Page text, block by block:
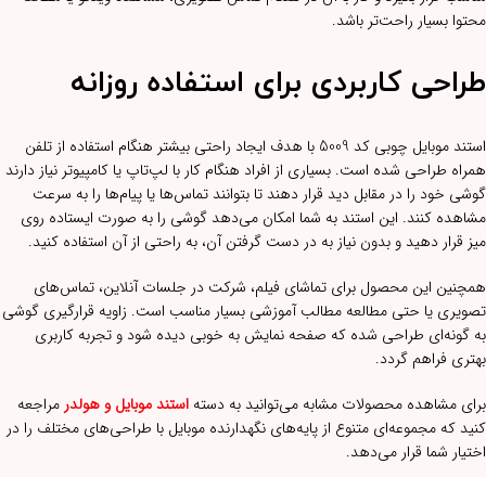
محتوا بسیار راحت‌تر باشد.
طراحی کاربردی برای استفاده روزانه
استند موبایل چوبی کد 5009 با هدف ایجاد راحتی بیشتر هنگام استفاده از تلفن
همراه طراحی شده است. بسیاری از افراد هنگام کار با لپ‌تاپ یا کامپیوتر نیاز دارند
گوشی خود را در مقابل دید قرار دهند تا بتوانند تماس‌ها یا پیام‌ها را به سرعت
مشاهده کنند. این استند به شما امکان می‌دهد گوشی را به صورت ایستاده روی
میز قرار دهید و بدون نیاز به در دست گرفتن آن، به راحتی از آن استفاده کنید.
همچنین این محصول برای تماشای فیلم، شرکت در جلسات آنلاین، تماس‌های
تصویری یا حتی مطالعه مطالب آموزشی بسیار مناسب است. زاویه قرارگیری گوشی
به گونه‌ای طراحی شده که صفحه نمایش به خوبی دیده شود و تجربه کاربری
بهتری فراهم گردد.
برای مشاهده محصولات مشابه می‌توانید به دسته استند موبایل و هولدر مراجعه
کنید که مجموعه‌ای متنوع از پایه‌های نگهدارنده موبایل با طراحی‌های مختلف را در
اختیار شما قرار می‌دهد.